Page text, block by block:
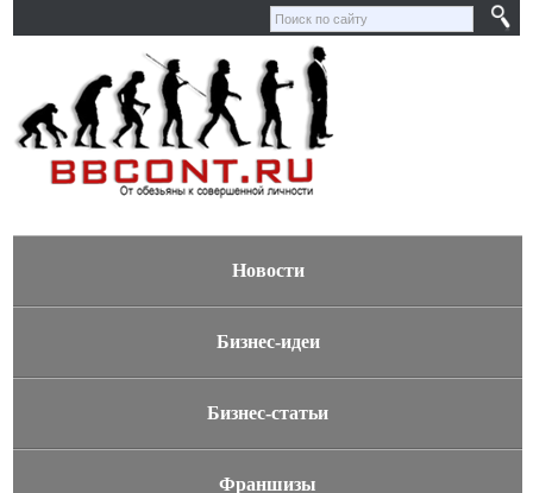
Новости
Бизнес-идеи
Бизнес-статьи
Франшизы